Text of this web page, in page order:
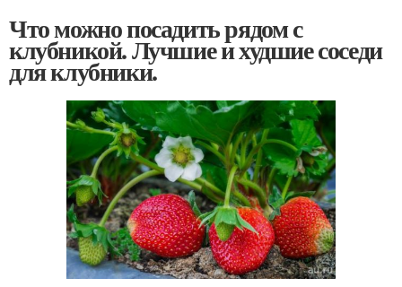
Что можно посадить рядом с
клубникой. Лучшие и худшие соседи
для клубники.